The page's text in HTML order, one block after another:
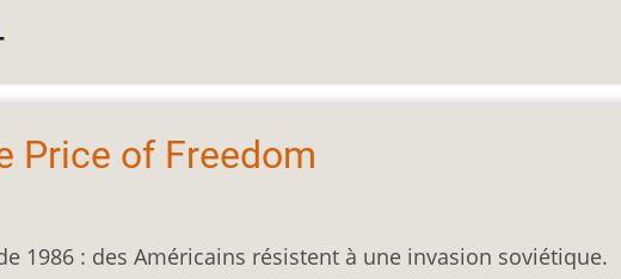
Price of Freedom
1986 : des Américains résistent à une invasion soviétique.